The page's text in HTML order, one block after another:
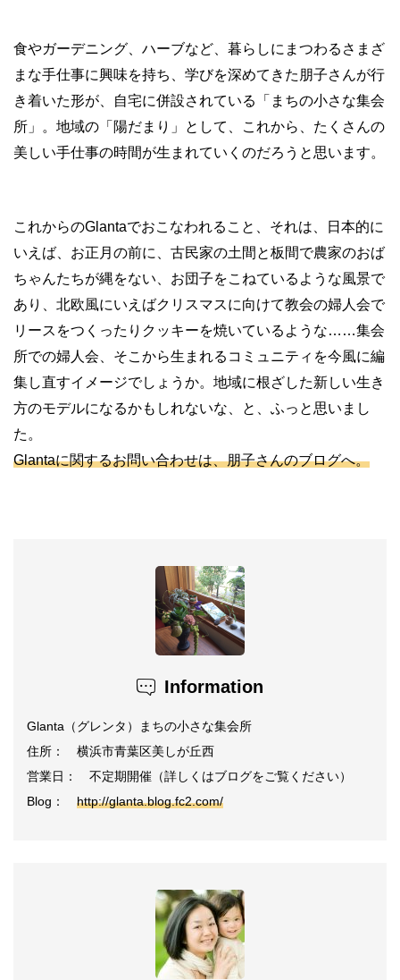
食やガーデニング、ハーブなど、暮らしにまつわるさまざ
まな手仕事に興味を持ち、学びを深めてきた朋子さんが行
き着いた形が、自宅に併設されている「まちの小さな集会
所」。地域の「陽だまり」として、これから、たくさんの
美しい手仕事の時間が生まれていくのだろうと思います。
これからのGlantaでおこなわれること、それは、日本的に
いえば、お正月の前に、古民家の土間と板間で農家のおば
ちゃんたちが縄をない、お団子をこねているような風景で
あり、北欧風にいえばクリスマスに向けて教会の婦人会で
リースをつくったりクッキーを焼いているような……集会
所での婦人会、そこから生まれるコミュニティを今風に編
集し直すイメージでしょうか。地域に根ざした新しい生き
方のモデルになるかもしれないな、と、ふっと思いまし
た。
Glantaに関するお問い合わせは、朋子さんのブログへ。
Information
Glanta（グレンタ）まちの小さな集会所
住所： 横浜市青葉区美しが丘西
営業日： 不定期開催（詳しくはブログをご覧ください）
Blog： http://glanta.blog.fc2.com/